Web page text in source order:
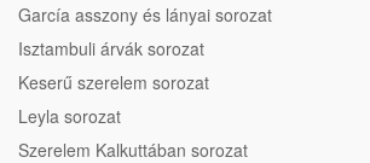
García asszony és lányai sorozat
Isztambuli árvák sorozat
Keserű szerelem sorozat
Leyla sorozat
Szerelem Kalkuttában sorozat